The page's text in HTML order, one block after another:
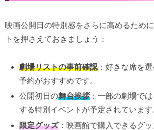
映画公開日の特別感をさらに高めるため
トを押さえておきましょう：
劇場リストの事前確認 ：好きな席を
予約がおすすめです。
公開初日の舞台挨拶 ：一部の劇場で
する特別イベントが予定されています
限定グッズ：映画館で購入できるグ